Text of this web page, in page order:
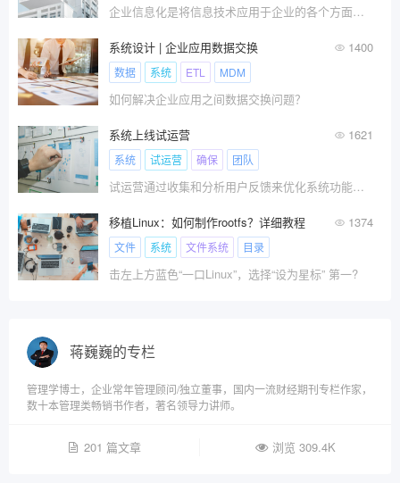
企业信息化是将信息技术应用于企业的各个方面，包括业务流程、管理、决策等，使企业能够更加高效、便捷地运作。企业信息化涉及企业内部运营的各个方面，也涉及大量信息化系统，例如企业资源计划（ERP）、客户关系管理（CRM）、供应链管理（SCM）等。
系统设计 | 企业应用数据交换 1400
数据 系统 ETL MDM
如何解决企业应用之间数据交换问题？
系统上线试运营 1621
系统 试运营 确保 团队
试运营通过收集和分析用户反馈来优化系统功能和界面，验证系统在各种负载下的稳定性，发现并解决潜在问题，以确保系统正式上线后能高效、稳定地满足用户需求和业务目标。
移植Linux：如何制作rootfs？详细教程 1374
文件 系统 文件系统 目录
击左上方蓝色“一口Linux”，选择“设为星标” 第一?
蒋巍巍的专栏
管理学博士，企业常年管理顾问/独立董事，国内一流财经期刊专栏作家，
数十本管理类畅销书作者，著名领导力讲师。
201 篇文章 浏览 309.4K